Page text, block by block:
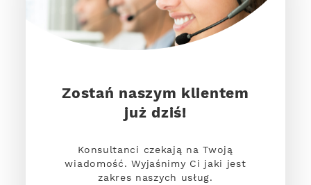
Zostań naszym klientem
już dziś!
Konsultanci czekają na Twoją
wiadomość. Wyjaśnimy Ci jaki jest
zakres naszych usług.